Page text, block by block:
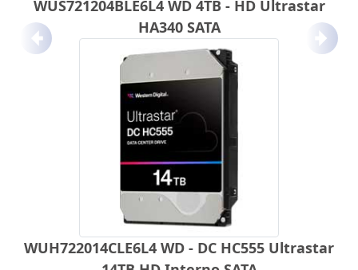
WUS721204BLE6L4 WD 4TB - HD Ultrastar
HA340 SATA
WUH722014CLE6L4 WD - DC HC555 Ultrastar
Anterior